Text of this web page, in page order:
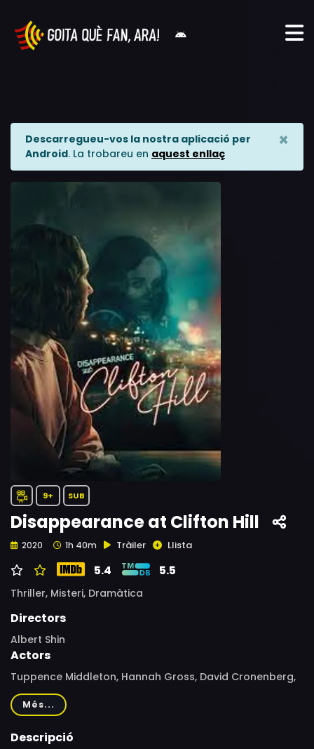
Descarregueu-vos la nostra aplicació per
Android. La trobareu en aquest enllaç
×
9+ SUB
Disappearance at Clifton Hill
2020 1h 40m Tràiler Llista
5.4 5.5
Thriller, Misteri, Dramàtica
Directors
Albert Shin
Actors
Tuppence Middleton, Hannah Gross, David Cronenberg,
Andy McQueen, Noah Reid, Dan Lett, Aaron Poole, Eric
Johnson, Marie-Josée Croze, Paulino Nunes, Maxwell
McCabe-Lokos, Elizabeth Saunders, Clyde Whitham,
Més...
Descripció